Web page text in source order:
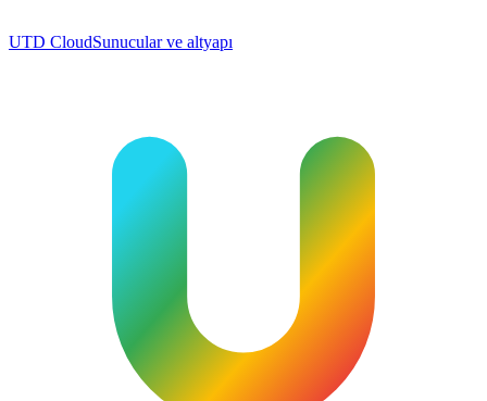
UTD CloudSunucular ve altyapı